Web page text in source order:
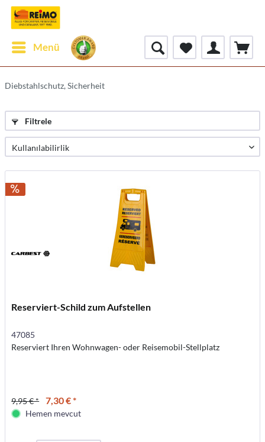
Menü
Diebstahlschutz, Sicherheit
Filtrele
Reserviert-Schild zum Aufstellen
47085
Reserviert Ihren Wohnwagen- oder Reisemobil-Stellplatz
9,95 € * 7,30 € *
Hemen mevcut